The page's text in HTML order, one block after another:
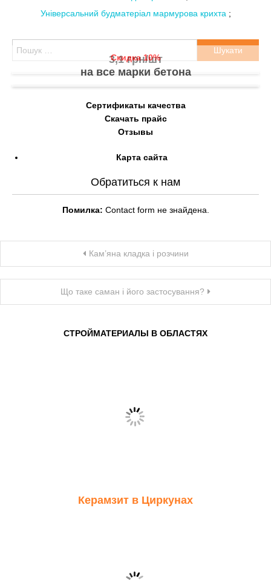
Пошук:
3,1 грн/шт
Скидка 10%
на все марки бетона
Сертификаты качества
Скачать прайс
Отзывы
Карта сайта
Обратиться к нам
Помилка: Contact form не знайдена.
Універсальний будматеріал мармурова крихта ;
Навігація
Кам’яна кладка і розчини
Що таке саман і його застосування?
СТРОЙМАТЕРИАЛЫ В ОБЛАСТЯХ
Керамзит в Циркунах